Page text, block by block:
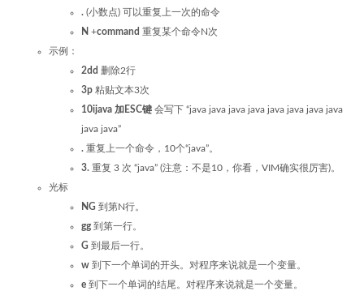
. (小数点) 可以重复上一次的命令
N +command 重复某个命令N次
示例：
2dd 删除2行
3p 粘贴文本3次
10ijava 加ESC键 会写下 “java java java java java java java java
java java”
. 重复上一个命令，10个“java”。
3. 重复 3 次 “java” (注意：不是10，你看，VIM确实很厉害)。
光标
NG 到第N行。
gg 到第一行。
G 到最后一行。
w 到下一个单词的开头。对程序来说就是一个变量。
e 到下一个单词的结尾。对程序来说就是一个变量。